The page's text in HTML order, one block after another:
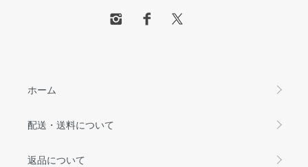
ホーム
配送・送料について
返品について